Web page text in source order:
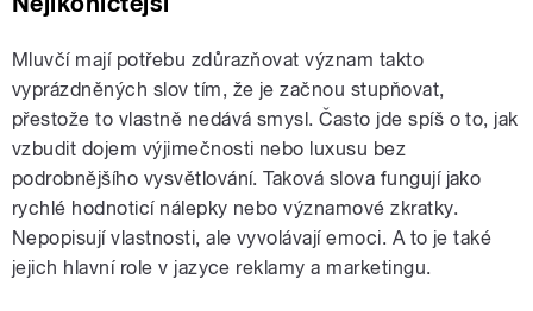
Mluvčí mají potřebu zdůrazňovat význam takto
vyprázdněných slov tím, že je začnou stupňovat,
přestože to vlastně nedává smysl. Často jde spíš o to, jak
vzbudit dojem výjimečnosti nebo luxusu bez
podrobnějšího vysvětlování. Taková slova fungují jako
rychlé hodnoticí nálepky nebo významové zkratky.
Nepopisují vlastnosti, ale vyvolávají emoci. A to je také
jejich hlavní role v jazyce reklamy a marketingu.